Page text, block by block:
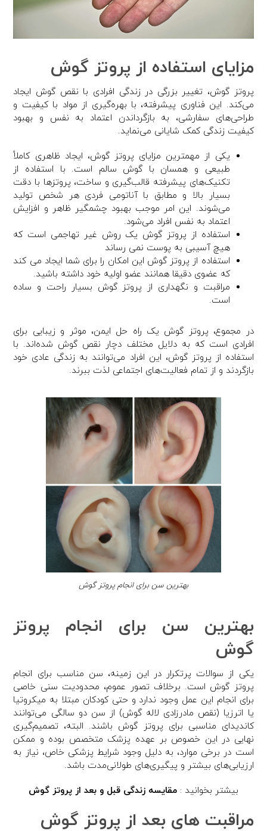
مزایای استفاده از پروتز گوش
پروتز گوش، تغییر بزرگی در زندگی افرادی با نقص گوش ایجاد
می‌کند. این فناوری پیشرفته، با بهره‌گیری از مواد با کیفیت و
طراحی‌های سفارشی، به بازگرداندن اعتماد به نفس و بهبود
کیفیت زندگی کمک شایانی می‌نماید.
یکی از مهمترین مزایای پروتز گوش، ایجاد ظاهری کاملاً
طبیعی و همسان با گوش سالم است. با استفاده از
تکنیک‌های پیشرفته قالب‌گیری و ساخت، پروتزها با دقت
بسیار بالا و مطابق با آناتومی فردی هر شخص تولید
می‌شوند. این امر موجب بهبود چشمگیر ظاهر و افزایش
اعتماد به نفس افراد می‌شود.
استفاده از پروتز گوش یک روش غیر تهاجمی است که
هیچ آسیبی به پوست نمی رساند
استفاده از پروتز گوش این امکان را برای شما ایجاد می کند
که عضوی دقیقا همانند عضو اولیه خود داشته باشید.
مراقبت و نگهداری از پروتز گوش بسیار راحت و ساده
است.
در مجموع، پروتز گوش یک راه حل ایمن، موثر و زیبایی برای
افرادی است که به دلایل مختلف دچار نقص گوش شده‌اند. با
استفاده از پروتز گوش، این افراد می‌توانند به زندگی عادی خود
بازگردند و از تمام فعالیت‌های اجتماعی لذت ببرند.
بهترین سن برای انجام پروتز گوش
بهترین سن برای انجام پروتز
گوش
یکی از سوالات پرتکرار در این زمینه، سن مناسب برای انجام
پروتز گوش است. برخلاف تصور عموم، محدودیت سنی خاصی
برای انجام این عمل وجود ندارد و حتی کودکان مبتلا به میکروتیا
یا اترزیا (نقص مادرزادی لاله گوش) از سن دو سالگی می‌توانند
کاندیدای مناسبی برای پروتز گوش باشند. البته، تصمیم‌گیری
نهایی در این خصوص بر عهده پزشک متخصص بوده و ممکن
است در برخی موارد، به دلیل وجود شرایط پزشکی خاص، نیاز به
ارزیابی‌های بیشتر و پیگیری‌های طولانی‌مدت باشد.
بیشتر بخوانید : مقایسه زندگی قبل و بعد از پروتز گوش
مراقبت های بعد از پروتز گوش